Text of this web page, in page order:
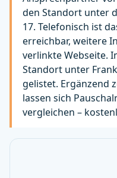
den Standort unter
17. Telefonisch ist
erreichbar, weitere
verlinkte Webseite.
Standort unter
gelistet. Ergänzend
lassen sich
vergleichen –